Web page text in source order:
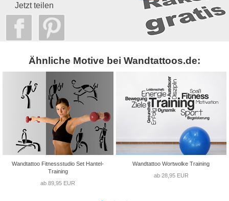
Jetzt teilen
Ähnliche Motive bei Wandtattoos.de:
Wandtattoo Fitnessstudio Set Hantel-
Training
ab 89,95 EUR
Wandtattoo Wortwolke Training
ab 28,95 EUR